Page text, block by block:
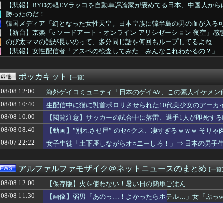
【悲報】BYDの軽EVラッコを自動車評論家が褒めてる日本、中国人から
勝ったのだ！
韓国メディア「幻となった女性天皇。日本皇族に韓半島の男の血が入る
【新台】京楽「e ソードアート・オンライン アリシゼーション 夜空」感
のび太ママの話が長いのって、多分同じ話を何回もループしてるよね
【悲報】女性配信者「アスペの検査してみた…みんなこれわかるの？」
太平洋戦争史振り返ると思ったけど日本より欧米が諸悪の根源やん
【画像】日テレの元女子アナさん、∧∨みたいに脱いでしまうｗｗｗｗｗ
人んちで宅飲みワイ「ゴムある？」家主の女さん「はぁ？！」⇒結果ｗ
【朗報】超かぐや姫！スピンオフ漫画、「超かぐやメシ」連載決定ｗｗ
【ファーム試合実況】ヤクルトvsオリックス 8/8/12:00
韓国人「我が国がクウェート戦で行った審判買収が本当に深刻である理
盆休み遊べるゲーム教えて
【悲報】秋田県、オイルマネーが転がり込んでガチで東北最強へ
「ついに夏フェスの季節だね。伝説の島、巨大な氷、眠る財宝……心躍
【動画】白人「日本で一番美味い食べ物はこれな、試してみろ！飛ぶぞ
【ヤニねこ】薬物中毒のヤクねこの末路が心配でならない・・・
【ウマ娘】海外の絵師が描いた味付けの濃いウマ娘からしか得られない
パさん「平和を願う式典なのに防弾ガラスと防弾バッグSPで囲まれた壇
ドジャース・佐々木朗希、5回まで2失点の力投
ポッカキット [一覧]
08/08 12:00
海外ゲイコミュニティ「日本のゲイAV、この素人イケメ
08/08 10:40
生配信中に猫に乳首ポロリさせられた10代美少女のアーカ
08/08 10:00
【閲覧注意】サッカーの試合中に落雷、選手1人が即死す
08/08 08:40
【動画】”別れさせ屋” のセ○クス、凄すぎるｗｗｗ そりゃ
08/07 22:22
女子生徒「土下座しながらオ○ニーしろ！」⇒ 日本の男子
アルファルファモザイク＠ネットニュースのまとめ [一覧]
08/08 12:00
【保存版】火を使わない！暑い日の簡単ごはん
08/08 11:30
【画像】弱男「あのっ…！よかったらホテル…」女「ぷっ